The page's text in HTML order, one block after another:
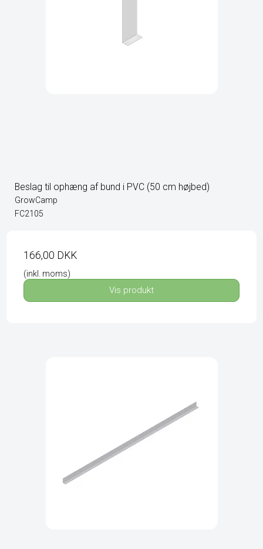
Beslag til ophæng af bund i PVC (50 cm højbed)
GrowCamp
FC2105
166,00 DKK
(inkl. moms)
Vis produkt